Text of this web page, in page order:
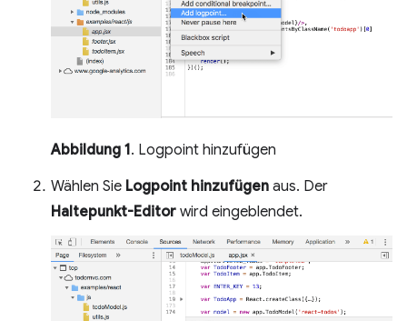
Abbildung 1. Logpoint hinzufügen
Wählen Sie Logpoint hinzufügen aus. Der
Haltepunkt-Editor wird eingeblendet.